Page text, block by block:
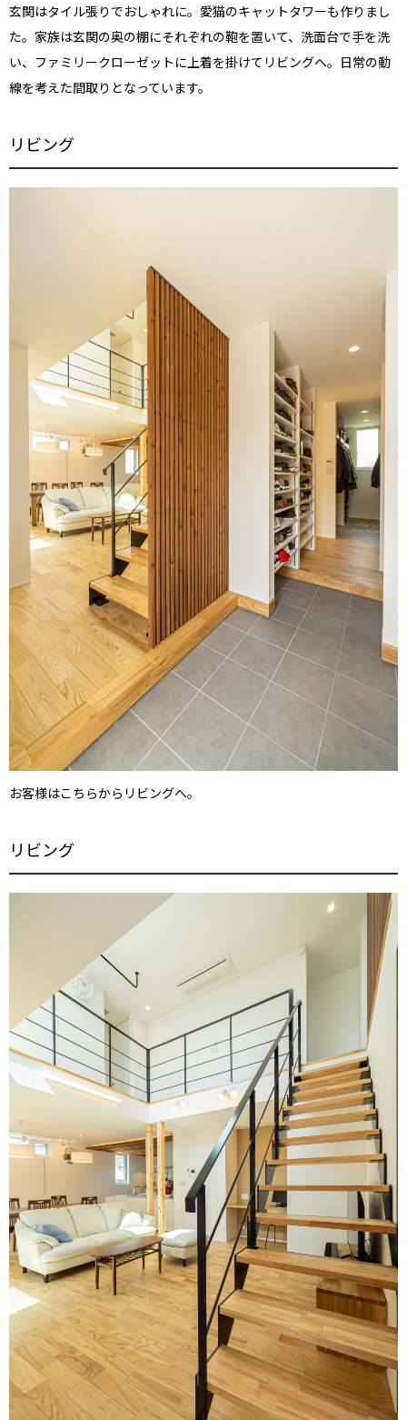
玄関はタイル張りでおしゃれに。愛猫のキャットタワーも作りまし
た。家族は玄関の奥の棚にそれぞれの鞄を置いて、洗面台で手を洗
い、ファミリークローゼットに上着を掛けてリビングへ。日常の動
線を考えた間取りとなっています。
リビング
お客様はこちらからリビングへ。
リビング